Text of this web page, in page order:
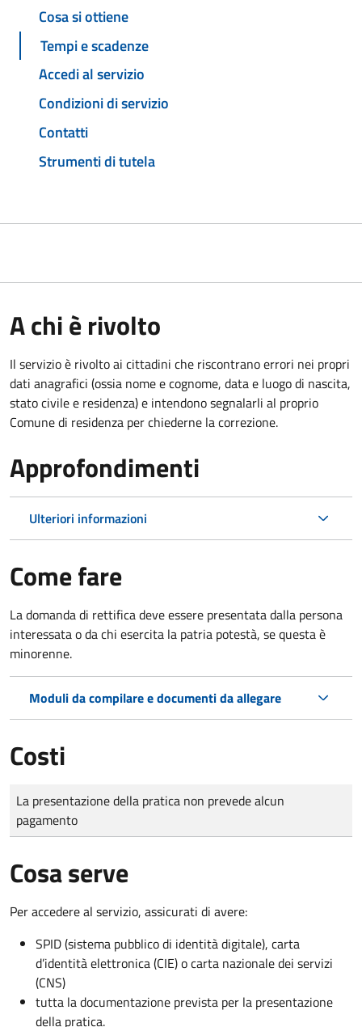
Cosa si ottiene
Tempi e scadenze
Accedi al servizio
Condizioni di servizio
Contatti
Strumenti di tutela
A chi è rivolto
Il servizio è rivolto ai cittadini che riscontrano errori nei propri
dati anagrafici (ossia nome e cognome, data e luogo di nascita,
stato civile e residenza) e intendono segnalarli al proprio
Comune di residenza per chiederne la correzione.
Approfondimenti
Ulteriori informazioni
Come fare
La domanda di rettifica deve essere presentata dalla persona
interessata oda chi esercita la patria potestà, se questa è
minorenne.
Moduli da compilare e documenti da allegare
Costi
Tipo di pagamento
Importo
La presentazione della pratica non prevede alcun
pagamento
Cosa serve
Per accedere al servizio, assicurati di avere:
SPID (sistema pubblico di identità digitale), carta
d’identità elettronica (CIE) o carta nazionale dei servizi
(CNS)
tutta la documentazione prevista per la presentazione
della pratica.